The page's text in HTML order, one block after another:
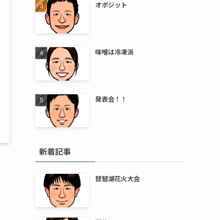
オポジット
味噌は冷凍派
発表会！！
新着記事
琵琶湖花火大会